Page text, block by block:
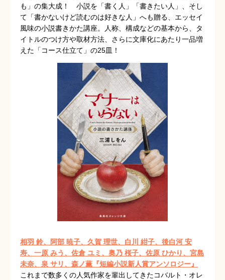
も」の集大成！ 小説を「書く人」「書きたい人」、そし
て「書かないけど読むのは好きな人」へも贈る、エッセイ
風味の小説書きかた講座。人称、構成などの基本から、タ
イトルのつけ方や取材方法、さらに文庫化にあたり一品増
えた「コース仕立て」の25皿！
相羽 鈴、阿部 暁子、久賀 理世、白川 紺子、後白河 安
寿、一原 みう、佐倉 ユミ、奥乃 桜子、佐原 ひかり、宮島
未奈、泉 サリ、森ノ薫『短編小説新人賞アンソロジー』
これまで数多くの人気作家を輩出してきたコバルト・オレ